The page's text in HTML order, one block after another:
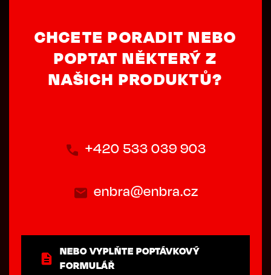
CHCETE PORADIT NEBO
POPTAT NĚKTERÝ Z
NAŠICH PRODUKTŮ?
+420 533 039 903
enbra@enbra.cz
NEBO VYPLŇTE POPTÁVKOVÝ
FORMULÁŘ